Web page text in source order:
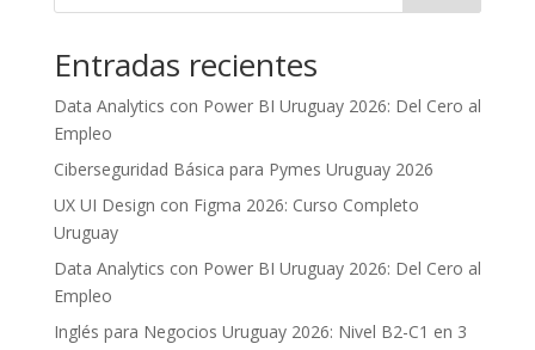
Entradas recientes
Data Analytics con Power BI Uruguay 2026: Del Cero al
Empleo
Ciberseguridad Básica para Pymes Uruguay 2026
UX UI Design con Figma 2026: Curso Completo
Uruguay
Data Analytics con Power BI Uruguay 2026: Del Cero al
Empleo
Inglés para Negocios Uruguay 2026: Nivel B2-C1 en 3